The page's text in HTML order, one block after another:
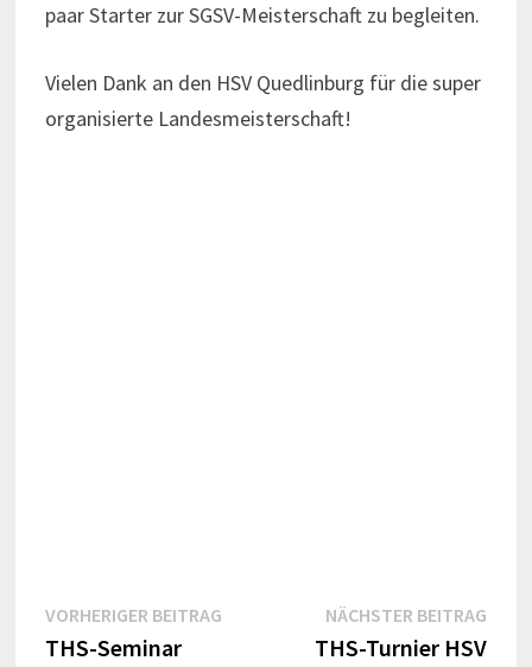
paar Starter zur SGSV-Meisterschaft zu begleiten.
Vielen Dank an den HSV Quedlinburg für die super
organisierte Landesmeisterschaft!
Beitragsnavigation
VORHERIGER BEITRAGVorheriger
THS-Seminar
NÄCHSTER BEITRAG
THS-Turnier HSV